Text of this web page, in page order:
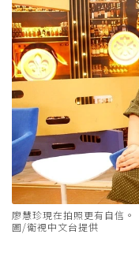
廖慧珍現在拍照更有自信。
圖/衛視中文台提供